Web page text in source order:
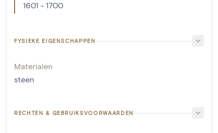
1601 - 1700
FYSIEKE EIGENSCHAPPEN
Materialen
steen
RECHTEN & GEBRUIKSVOORWAARDEN